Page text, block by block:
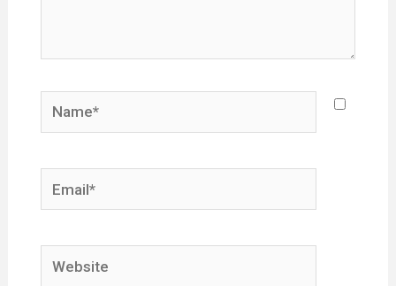
Name*
Email*
Website